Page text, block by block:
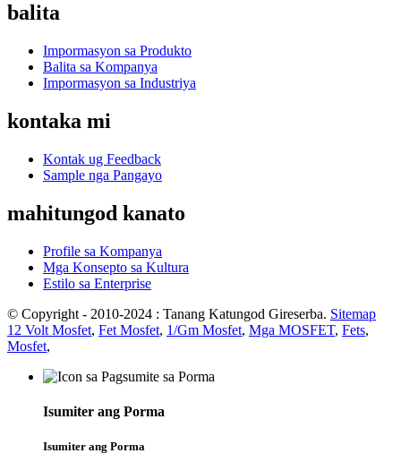
balita
Impormasyon sa Produkto
Balita sa Kompanya
Impormasyon sa Industriya
kontaka mi
Kontak ug Feedback
Sample nga Pangayo
mahitungod kanato
Profile sa Kompanya
Mga Konsepto sa Kultura
Estilo sa Enterprise
© Copyright - 2010-2024 : Tanang Katungod Gireserba. Sitemap
12 Volt Mosfet, Fet Mosfet, 1/Gm Mosfet, Mga MOSFET, Fets,
Mosfet,
Isumiter ang Porma
Isumiter ang Porma